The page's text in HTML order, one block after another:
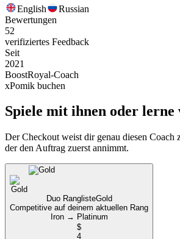
English
Russian
Bewertungen
52
verifiziertes Feedback
Seit
2021
BoostRoyal-Coach
xPomik buchen
Spiele mit ihnen oder lerne
Der Checkout weist dir genau diesen Coach
der den Auftrag zuerst annimmt.
Duo RanglisteGold
Competitive auf deinem aktuellen Rang
Iron → Platinum
$
4